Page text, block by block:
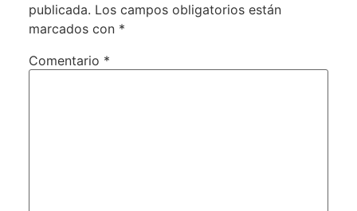
publicada. Los campos obligatorios están
marcados con *
Comentario *